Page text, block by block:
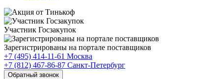
Участник Госзакупок
Зарегистрированы на портале поставщиков
+7 (495) 414-11-61 Москва
+7 (812) 467-86-87 Санкт-Петербург
Обратный звонок